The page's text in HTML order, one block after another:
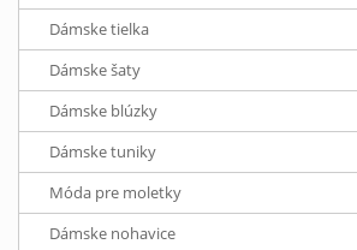
Dámske tielka
Dámske šaty
Dámske blúzky
Dámske tuniky
Móda pre moletky
Dámske nohavice